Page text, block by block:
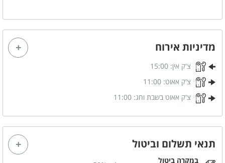
מכונת אספרסו
כלי אוכל והגשה
קומקום חשמלי
משחקי שולחן
ערכת פוקר
שולחן פינג פונג
שולחן כדורגל
נוף
מדיניות אירוח
צ'ק אין: 15:00
צ'ק אאוט: 11:00
צ'ק אאוט בשבת וחג: 11:00
תנאי תשלום וביטול
במקרה ביטול